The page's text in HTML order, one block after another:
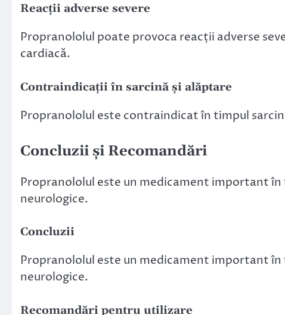
Reacții adverse severe
Propranololul poate provoca reacții adverse
cardiacă.
Contraindicații în sarcină și alăptare
Propranololul este contraindicat în timpul
Concluzii și Recomandări
Propranololul este un medicament important
neurologice.
Concluzii
Propranololul este un medicament important
neurologice.
Recomandări pentru utilizare